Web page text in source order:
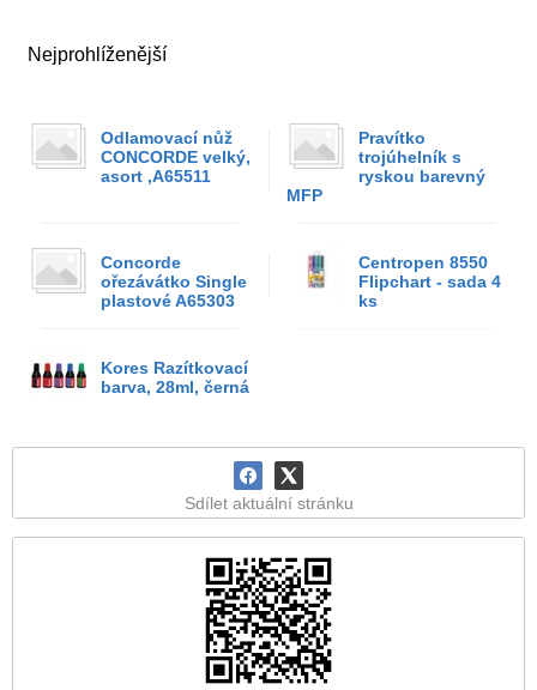
Nejprohlíženější
Odlamovací nůž
CONCORDE velký,
asort ,A65511
Pravítko
trojúhelník s
ryskou barevný
MFP
Concorde
ořezávátko Single
plastové A65303
Centropen 8550
Flipchart - sada 4
ks
Kores Razítkovací
barva, 28ml, černá
Sdílet aktuální stránku